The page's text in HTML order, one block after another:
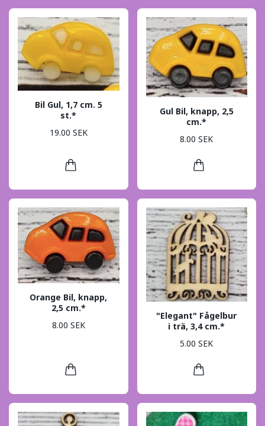
Bil Gul, 1,7 cm. 5
st.*
19.00 SEK
Gul Bil, knapp, 2,5
cm.*
8.00 SEK
Orange Bil, knapp,
2,5 cm.*
8.00 SEK
"Elegant" Fågelbur
i trä, 3,4 cm.*
5.00 SEK